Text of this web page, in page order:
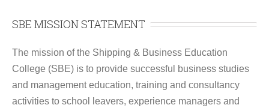
SBE MISSION STATEMENT
The mission of the Shipping & Business Education
College (SBE) is to provide successful business studies
and management education, training and consultancy
activities to school leavers, experience managers and